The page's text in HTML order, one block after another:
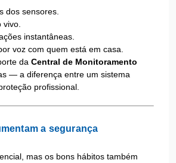
dos sensores.
instantâneas.
voz com quem está em casa.
da Central de Monitoramento
— a diferença entre um sistema
profissional.
a segurança
mas os bons hábitos também